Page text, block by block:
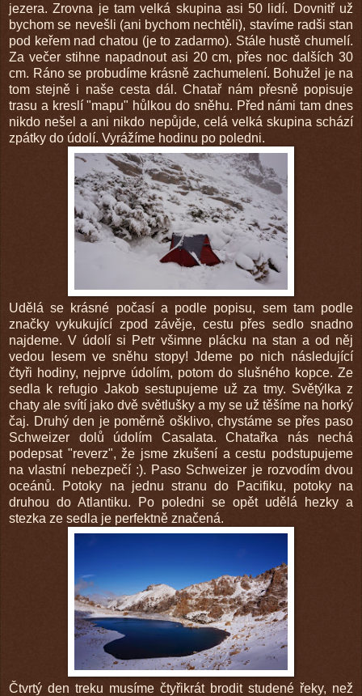
jezera. Zrovna je tam velká skupina asi 50 lidí. Dovnitř už
bychom se nevešli (ani bychom nechtěli), stavíme radši stan
pod keřem nad chatou (je to zadarmo). Stále hustě chumelí.
Za večer stihne napadnout asi 20 cm, přes noc dalších 30
cm. Ráno se probudíme krásně zachumelení. Bohužel je na
tom stejně i naše cesta dál. Chatař nám přesně popisuje
trasu a kreslí "mapu" hůlkou do sněhu. Před námi tam dnes
nikdo nešel a ani nikdo nepůjde, celá velká skupina schází
zpátky do údolí. Vyrážíme hodinu po poledni.
Udělá se krásné počasí a podle popisu, sem tam podle
značky vykukující zpod závěje, cestu přes sedlo snadno
najdeme. V údolí si Petr všimne plácku na stan a od něj
vedou lesem ve sněhu stopy! Jdeme po nich následující
čtyři hodiny, nejprve údolím, potom do slušného kopce. Ze
sedla k refugio Jakob sestupujeme už za tmy. Světýlka z
chaty ale svítí jako dvě světlušky a my se už těšíme na horký
čaj. Druhý den je poměrně ošklivo, chystáme se přes paso
Schweizer dolů údolím Casalata. Chatařka nás nechá
podepsat "reverz", že jsme zkušení a cestu podstupujeme
na vlastní nebezpečí :). Paso Schweizer je rozvodím dvou
oceánů. Potoky na jednu stranu do Pacifiku, potoky na
druhou do Atlantiku. Po poledni se opět udělá hezky a
stezka ze sedla je perfektně značená.
Čtvrtý den treku musíme čtyřikrát brodit studené řeky, než